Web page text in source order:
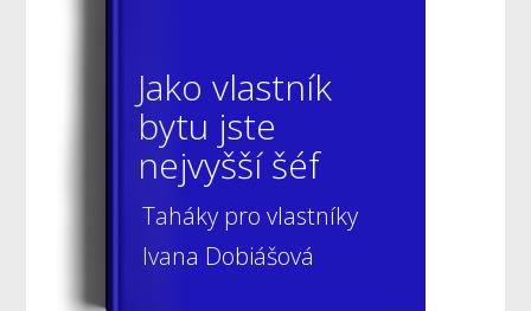
Jako vlastník
bytu jste
nejvyšší šéf
Taháky pro vlastníky
Ivana Dobiášová